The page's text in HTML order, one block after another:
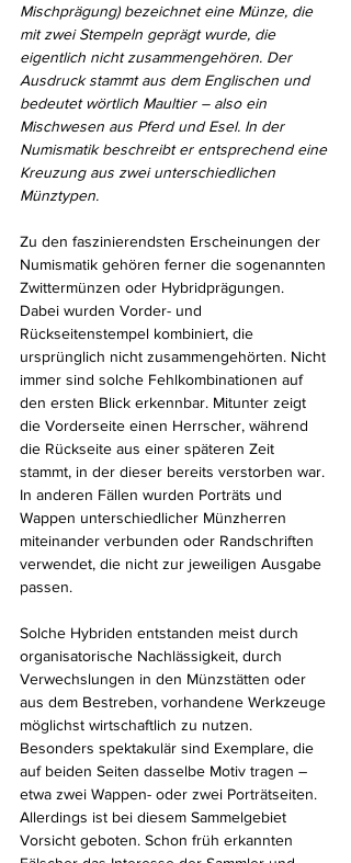
Mischprägung) bezeichnet eine Münze, die
mit zwei Stempeln geprägt wurde, die
eigentlich nicht zusammengehören. Der
Ausdruck stammt aus dem Englischen und
bedeutet wörtlich Maultier – also ein
Mischwesen aus Pferd und Esel. In der
Numismatik beschreibt er entsprechend eine
Kreuzung aus zwei unterschiedlichen
Münztypen.
Zu den faszinierendsten Erscheinungen der
Numismatik gehören ferner die sogenannten
Zwittermünzen oder Hybridprägungen.
Dabei wurden Vorder- und
Rückseitenstempel kombiniert, die
ursprünglich nicht zusammengehörten. Nicht
immer sind solche Fehlkombinationen auf
den ersten Blick erkennbar. Mitunter zeigt
die Vorderseite einen Herrscher, während
die Rückseite aus einer späteren Zeit
stammt, in der dieser bereits verstorben war.
In anderen Fällen wurden Porträts und
Wappen unterschiedlicher Münzherren
miteinander verbunden oder Randschriften
verwendet, die nicht zur jeweiligen Ausgabe
passen.
Solche Hybriden entstanden meist durch
organisatorische Nachlässigkeit, durch
Verwechslungen in den Münzstätten oder
aus dem Bestreben, vorhandene Werkzeuge
möglichst wirtschaftlich zu nutzen.
Besonders spektakulär sind Exemplare, die
auf beiden Seiten dasselbe Motiv tragen –
etwa zwei Wappen- oder zwei Porträtseiten.
Allerdings ist bei diesem Sammelgebiet
Vorsicht geboten. Schon früh erkannten